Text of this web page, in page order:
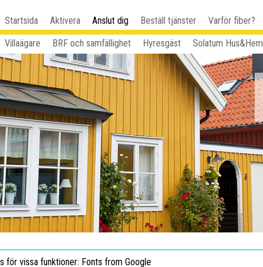
Startsida Aktivera Anslut dig Beställ tjänster Varför fiber?
Villaägare
BRF och samfällighet Hyresgäst Solatum Hus&Hem
för vissa funktioner: Fonts from Google